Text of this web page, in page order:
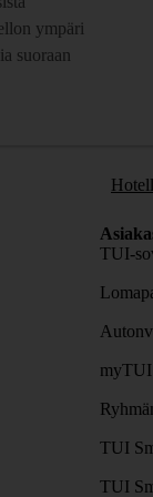
ympäri
suoraan
TUI-
myTUI
TUI
TUI